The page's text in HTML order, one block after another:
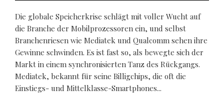
Die globale Speicherkrise schlägt mit voller Wucht auf
die Branche der Mobilprozessoren ein, und selbst
Branchenriesen wie Mediatek und Qualcomm sehen ihre
Gewinne schwinden. Es ist fast so, als bewegte sich der
Markt in einem synchronisierten Tanz des Rückgangs.
Mediatek, bekannt für seine Billigchips, die oft die
Einstiegs- und Mittelklasse-Smartphones...